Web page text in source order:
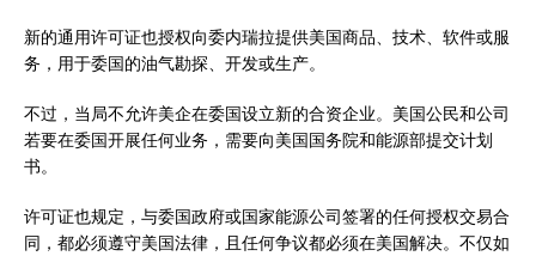
新的通用许可证也授权向委内瑞拉提供美国商品、技术、软件或服
务，用于委国的油气勘探、开发或生产。
不过，当局不允许美企在委国设立新的合资企业。美国公民和公司
若要在委国开展任何业务，需要向美国国务院和能源部提交计划
书。
许可证也规定，与委国政府或国家能源公司签署的任何授权交易合
同，都必须遵守美国法律，且任何争议都必须在美国解决。不仅如